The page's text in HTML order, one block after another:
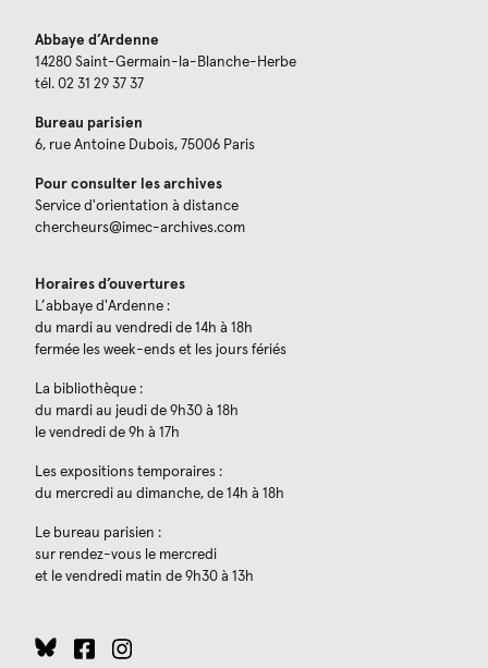
Abbaye d’Ardenne
14280 Saint-Germain-la-Blanche-Herbe
tél. 02 31 29 37 37
Bureau parisien
6, rue Antoine Dubois, 75006 Paris
Pour consulter les archives
Service d'orientation à distance
chercheurs@imec-archives.com
Horaires d’ouvertures
L’abbaye d'Ardenne :
du mardi au vendredi de 14h à 18h
fermée les week-ends et les jours fériés
La bibliothèque :
du mardi au jeudi de 9h30 à 18h
le vendredi de 9h à 17h
Les expositions temporaires :
du mercredi au dimanche, de 14h à 18h
Le bureau parisien :
sur rendez-vous le mercredi
et le vendredi matin de 9h30 à 13h